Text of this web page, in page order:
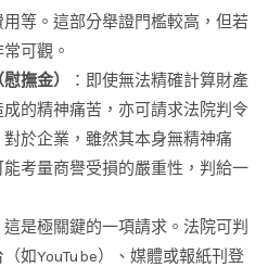
等。這部分舉證門檻較高，但若
可觀。
撫金）
：即使無法精確計算財產
的精神痛苦，亦可請求法院判令
於企業，雖然其本身無精神痛
考量商譽受損的嚴重性，判給一
這是極關鍵的一項請求。法院可判
如YouTube）、媒體或報紙刊登